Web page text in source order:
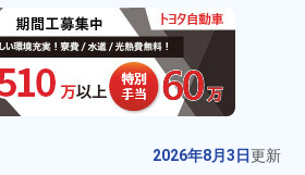
2026年8月3日更新